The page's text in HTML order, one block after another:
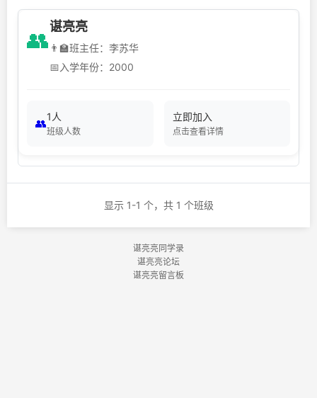
👥谌亮亮
👨‍🏫班主任：李苏华
📅 入学年份：2000
👥1人
班级人数
立即加入
点击查看详情
显示 1-1 个，共 1 个班级
谌亮亮同学录
谌亮亮论坛
谌亮亮留言板